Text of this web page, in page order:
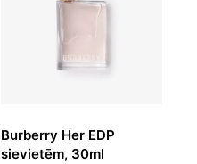
Burberry Her EDP
sievietēm, 30ml